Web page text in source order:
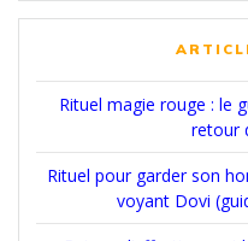
Rituel magie rouge : le
retour
Rituel pour garder son
voyant Dovi